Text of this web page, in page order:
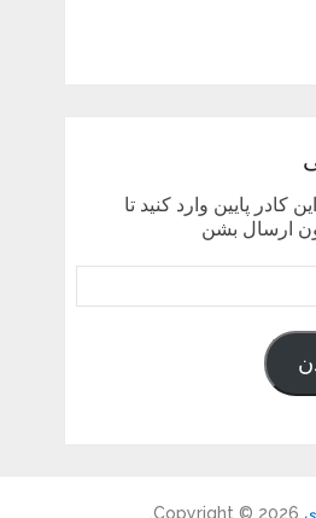
کادر پایین وارد کنید تا
ارسال بشن